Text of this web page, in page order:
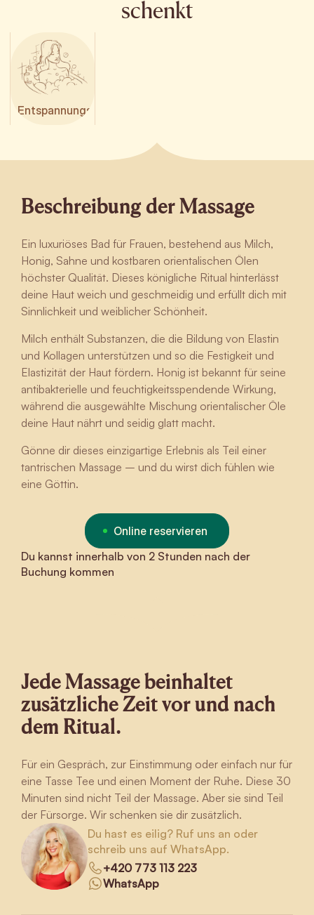
schenkt
Entspannungsbad
Beschreibung der Massage
Ein luxuriöses Bad für Frauen, bestehend aus Milch,
Honig, Sahne und kostbaren orientalischen Ölen
höchster Qualität. Dieses königliche Ritual hinterlässt
deine Haut weich und geschmeidig und erfüllt dich mit
Sinnlichkeit und weiblicher Schönheit.
Milch enthält Substanzen, die die Bildung von Elastin
und Kollagen unterstützen und so die Festigkeit und
Elastizität der Haut fördern. Honig ist bekannt für seine
antibakterielle und feuchtigkeitsspendende Wirkung,
während die ausgewählte Mischung orientalischer Öle
deine Haut nährt und seidig glatt macht.
Gönne dir dieses einzigartige Erlebnis als Teil einer
tantrischen Massage – und du wirst dich fühlen wie
eine Göttin.
Online reservieren
Du kannst innerhalb von 2 Stunden nach der
Buchung kommen
Jede Massage beinhaltet
zusätzliche Zeit vor und nach
dem Ritual.
Für ein Gespräch, zur Einstimmung oder einfach nur für
eine Tasse Tee und einen Moment der Ruhe. Diese 30
Minuten sind nicht Teil der Massage. Aber sie sind Teil
der Fürsorge. Wir schenken sie dir zusätzlich.
Du hast es eilig? Ruf uns an oder
schreib uns auf WhatsApp.
+420 773 113 223
WhatsApp